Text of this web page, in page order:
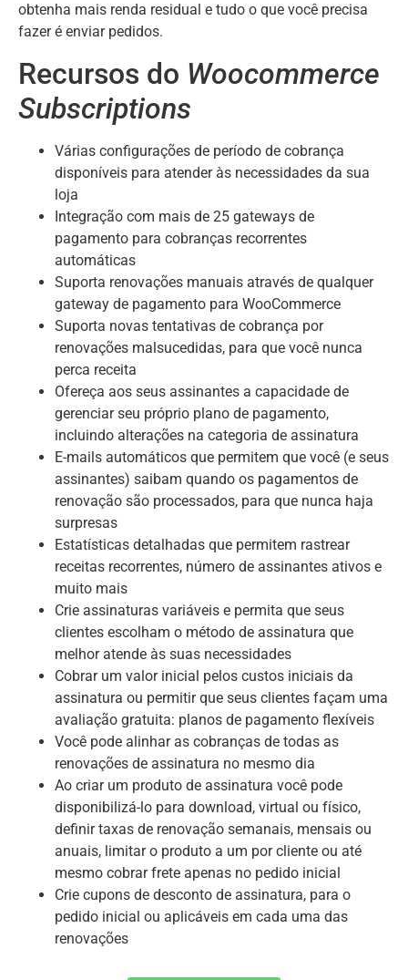
obtenha mais renda residual e tudo o que você precisa
fazer é enviar pedidos.
Recursos do Woocommerce
Subscriptions
Várias configurações de período de cobrança
disponíveis para atender às necessidades da sua
loja
Integração com mais de 25 gateways de
pagamento para cobranças recorrentes
automáticas
Suporta renovações manuais através de qualquer
gateway de pagamento para WooCommerce
Suporta novas tentativas de cobrança por
renovações malsucedidas, para que você nunca
perca receita
Ofereça aos seus assinantes a capacidade de
gerenciar seu próprio plano de pagamento,
incluindo alterações na categoria de assinatura
E-mails automáticos que permitem que você (e seus
assinantes) saibam quando os pagamentos de
renovação são processados, para que nunca haja
surpresas
Estatísticas detalhadas que permitem rastrear
receitas recorrentes, número de assinantes ativos e
muito mais
Crie assinaturas variáveis ​​e permita que seus
clientes escolham o método de assinatura que
melhor atende às suas necessidades
Cobrar um valor inicial pelos custos iniciais da
assinatura ou permitir que seus clientes façam uma
avaliação gratuita: planos de pagamento flexíveis
Você pode alinhar as cobranças de todas as
renovações de assinatura no mesmo dia
Ao criar um produto de assinatura você pode
disponibilizá-lo para download, virtual ou físico,
definir taxas de renovação semanais, mensais ou
anuais, limitar o produto a um por cliente ou até
mesmo cobrar frete apenas no pedido inicial
Crie cupons de desconto de assinatura, para o
pedido inicial ou aplicáveis ​​em cada uma das
renovações